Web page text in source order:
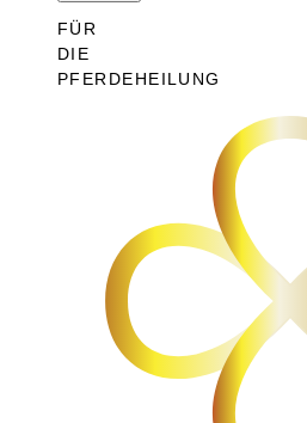
FÜR
DIE
PFERDEHEILUNG